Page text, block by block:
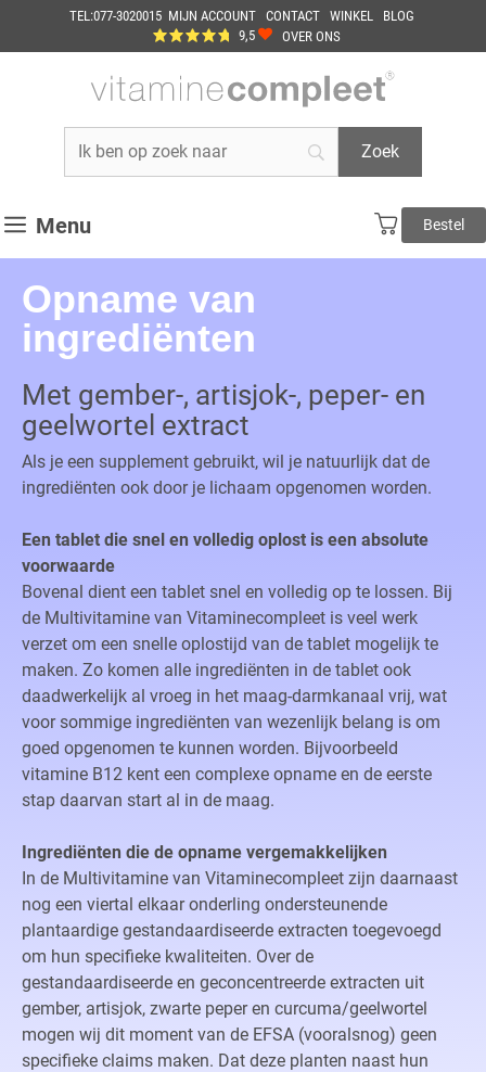
TEL:077-3020015 MIJN ACCOUNT CONTACT WINKEL
BLOG
9,5
OVER ONS
Menu Bestel
Opname van
ingrediënten
Met gember-, artisjok-, peper- en
geelwortel extract
Als je een supplement gebruikt, wil je natuurlijk dat de
ingrediënten ook door je lichaam opgenomen worden.
Een tablet die snel en volledig oplost is een absolute
voorwaarde
Bovenal dient een tablet snel en volledig op te lossen. Bij
de Multivitamine van Vitaminecompleet is veel werk
verzet om een snelle oplostijd van de tablet mogelijk te
maken. Zo komen alle ingrediënten in de tablet ook
daadwerkelijk al vroeg in het maag-darmkanaal vrij, wat
voor sommige ingrediënten van wezenlijk belang is om
goed opgenomen te kunnen worden. Bijvoorbeeld
vitamine B12 kent een complexe opname en de eerste
stap daarvan start al in de maag.
Ingrediënten die de opname vergemakkelijken
In de Multivitamine van Vitaminecompleet zijn daarnaast
nog een viertal elkaar onderling ondersteunende
plantaardige gestandaardiseerde extracten toegevoegd
om hun specifieke kwaliteiten. Over de
gestandaardiseerde en geconcentreerde extracten uit
gember, artisjok, zwarte peper en curcuma/geelwortel
mogen wij dit moment van de EFSA (vooralsnog) geen
specifieke claims maken. Dat deze planten naast hun